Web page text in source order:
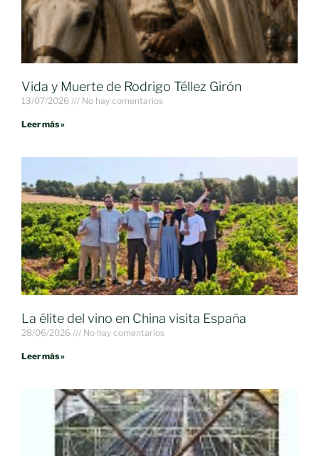
Vida y Muerte de Rodrigo Téllez Girón
13/07/2026 No hay comentarios
Leer más »
La élite del vino en China visita España
28/06/2026 No hay comentarios
Leer más »